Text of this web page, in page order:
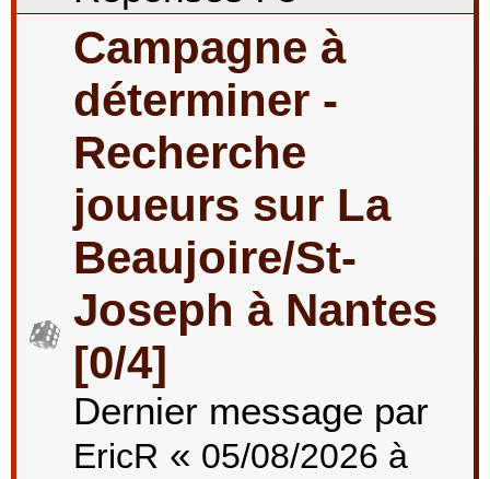
Campagne à
déterminer -
Recherche
joueurs sur La
Beaujoire/St-
Joseph à Nantes
[0/4]
Dernier message par
EricR « 05/08/2026 à